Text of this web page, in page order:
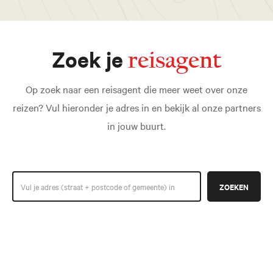
Zoek jereisagent
Op zoek naar een reisagent die meer weet over onze
reizen? Vul hieronder je adres in en bekijk al onze partners
in jouw buurt.